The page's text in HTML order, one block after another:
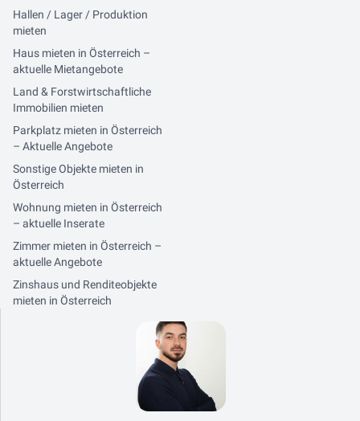
Hallen / Lager / Produktion
mieten
Haus mieten in Österreich –
aktuelle Mietangebote
Land & Forstwirtschaftliche
Immobilien mieten
Parkplatz mieten in Österreich
– Aktuelle Angebote
Sonstige Objekte mieten in
Österreich
Wohnung mieten in Österreich
– aktuelle Inserate
Zimmer mieten in Österreich –
aktuelle Angebote
Zinshaus und Renditeobjekte
mieten in Österreich